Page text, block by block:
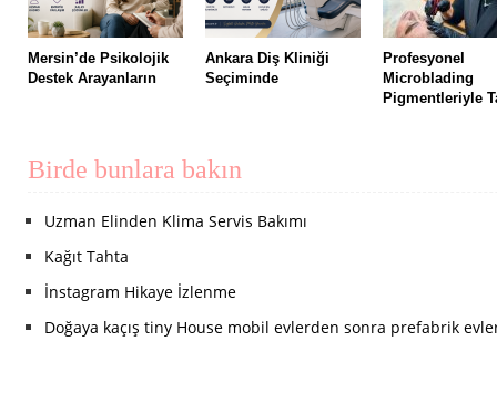
Mersin’de Psikolojik
Destek Arayanların
Ankara Diş Kliniği
Seçiminde
Profesyonel
Microblading
Pigmentleriyle
Birde bunlara bakın
Uzman Elinden Klima Servis Bakımı
Kağıt Tahta
İnstagram Hikaye İzlenme
Doğaya kaçış tiny House mobil evlerden sonra prefabrik